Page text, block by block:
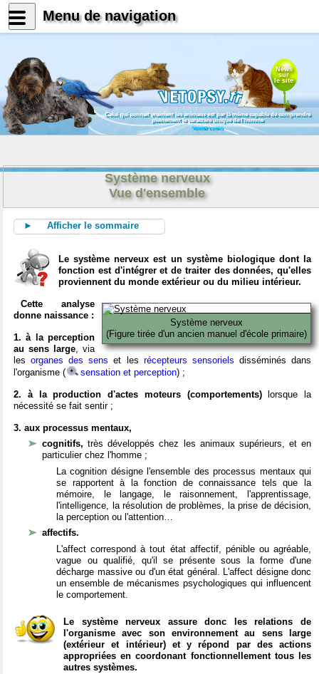
News
sur
le site
Celui qui connait vraiment les animaux est par là même capable de comprendre
pleinement le caractère unique de l'homme
Konrad Lorenz
Système nerveux
Vue d'ensemble
► Afficher le sommaire
Le système nerveux est un système biologique dont la
fonction est d'intégrer et de traiter des données, qu'elles
proviennent du monde extérieur ou du milieu intérieur.
Système nerveux
(Figure tirée d'un ancien manuel d'école primaire)
Cette analyse
donne naissance :
1. à la perception
au sens large, via
lesorganes des sens et les récepteurs sensoriels disséminés dans
l'organisme (
sensation et perception) ;
2. à la production d'actes moteurs (comportements)lorsque la
nécessité se fait sentir ;
3. aux processus mentaux,
cognitifs,très développés chez les animaux supérieurs, et en
particulier chez l'homme ;
La cognition désigne l'ensemble des processus mentaux qui
se rapportent à la fonction de connaissance tels que la
mémoire, le langage, le raisonnement, l'apprentissage,
l'intelligence, la résolution de problèmes, la prise de décision,
la perception ou l'attention…
affectifs.
L'affect correspond à tout état affectif, pénible ou agréable,
vague ou qualifié, qu'il se présente sous la forme d'une
décharge massive ou d'un état général. L'affect désigne donc
un ensemble de mécanismes psychologiques qui influencent
le comportement.
Le système nerveux assure donc les relations de
l'organisme avec son environnement au sens large
(extérieur et intérieur) et y répond par des actions
appropriées en coordonant fonctionnellement tous les
autres systèmes.
Menu de navigation